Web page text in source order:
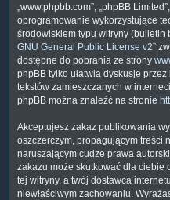
„www.phpbb.com”, „phpBB
oprogramowanie wykorzystujące
środowiskiem typu witryny (bulletin
GNU General Public License v2”
dostępne do pobrania ze strony
phpBB tylko ułatwia dyskusje
tekstów zamieszczanych w
phpBB można znaleźć na stronie
Akceptujesz zakaz publikowania
oszczerczym, propagującym treści
naruszającym cudze prawa
zakazu może skutkować dla ciebie
tej witryny, a twój dostawca
niewłaściwym zachowaniu.